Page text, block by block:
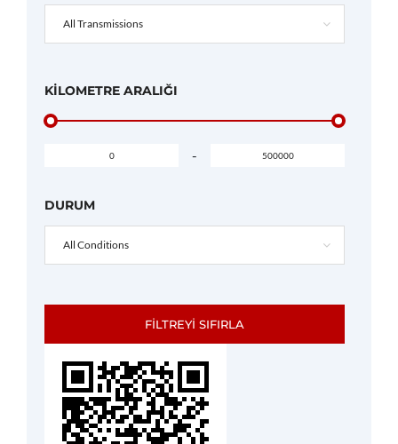
All Transmissions
KILOMETRE ARALIĞI
-
DURUM
All Conditions
FILTREYI SIFIRLA